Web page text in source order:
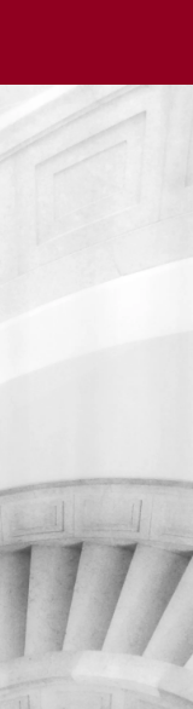
в юридических
свяжется с вами
данных для
с
.
реализации и